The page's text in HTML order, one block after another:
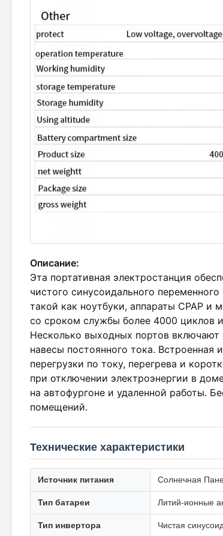
Описание:
Эта портативная электростанция
чистого синусоидального
такой как ноутбуки, аппараты CPAP
со сроком службы более 4000 циклов
Несколько выходных портов включают
навесы постоянного тока. Встроенная
перегрузки по току, перегрева и
при отключении электроэнергии в
на автофургоне и удаленной работы.
помещений.
Технические характеристики
Источник питания Солнечная
Тип батареи Литий-ионные
Тип инвертора Чистая